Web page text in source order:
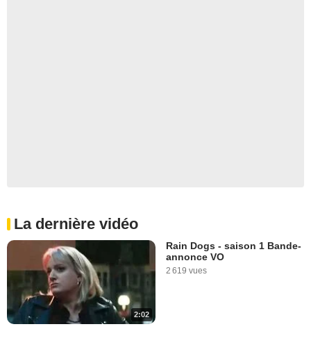
La dernière vidéo
2:02
Rain Dogs - saison 1 Bande-
annonce VO
2 619 vues